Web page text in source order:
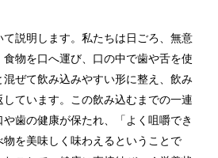
説明します。私たちは日ごろ、無意
物を口へ運び、口の中で歯や舌を使
混ぜて飲み込みやすい形に整え、飲み
ています。この飲み込むまでの一連
歯の健康が保たれ、「よく咀嚼でき
を美味しく味わえるということで